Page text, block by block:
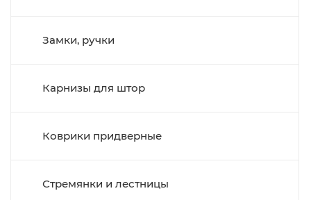
Замки, ручки
Карнизы для штор
Коврики придверные
Стремянки и лестницы